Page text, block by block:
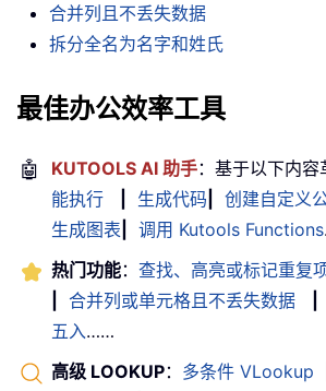
合并列且不丢失数据
拆分全名为名字和姓氏
最佳办公效率工具
🤖 KUTOOLS AI 助手：基于以下内容
能执行
生成代码 创建自定义
生成图表
调用 Kutools Functions
热门功能： 查找、高亮或标记重复
合并列或单元格且不丢失数据
五入……
高级 LOOKUP： 多条件 VLookup